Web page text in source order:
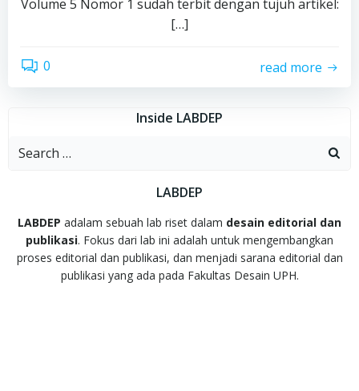
Volume 5 Nomor 1 sudah terbit dengan tujuh artikel:
[…]
0 read more
Inside LABDEP
Search
LABDEP
LABDEP adalam sebuah lab riset dalam desain editorial dan
publikasi. Fokus dari lab ini adalah untuk mengembangkan
proses editorial dan publikasi, dan menjadi sarana editorial dan
publikasi yang ada pada Fakultas Desain UPH.